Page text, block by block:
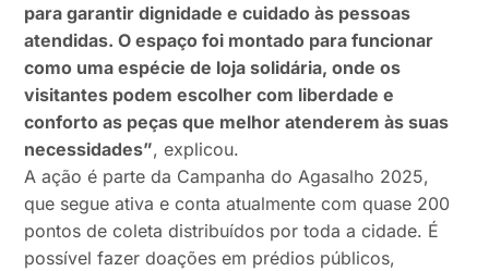
para garantir dignidade e cuidado às pessoas
atendidas. O espaço foi montado para funcionar
como uma espécie de loja solidária, onde os
visitantes podem escolher com liberdade e
conforto as peças que melhor atenderem às suas
necessidades”, explicou.
A ação é parte da Campanha do Agasalho 2025,
que segue ativa e conta atualmente com quase 200
pontos de coleta distribuídos por toda a cidade. É
possível fazer doações em prédios públicos,